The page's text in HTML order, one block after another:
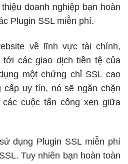
doanh nghiệp bạn hoàn
Plugin SSL miễn phí.
về lĩnh vực tài chính,
tới các giao dịch tiền tệ của
một chứng chỉ SSL cao
cấp uy tín, nó sẽ ngăn chặn
cuộc tấn công xen giữa
dụng Plugin SSL miễn phí
Tuy nhiên bạn hoàn toàn